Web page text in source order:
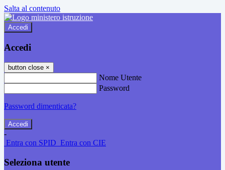
Salta al contenuto
Accedi
Accedi
button close ×
Nome Utente
Password
Password dimenticata?
-
Entra con SPID Entra con CIE
Seleziona utente